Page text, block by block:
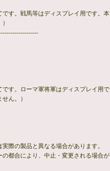
です。戦馬等はディスプレイ用です。本
です。ローマ軍将軍はディスプレイ用で
ん。）
際の製品と異なる場合があります。
都合により、中止・変更される場合が